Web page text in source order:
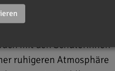
mit den Schülerinnen
ruhigeren Atmosphäre